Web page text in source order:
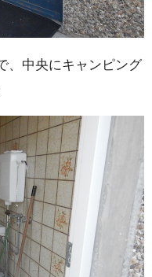
、中央にキャンピング